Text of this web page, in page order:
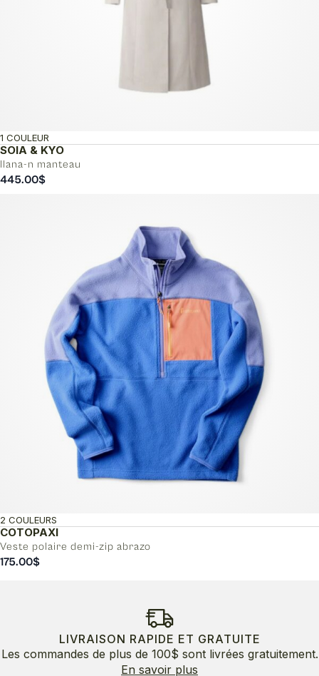
SOIA & KYO
Ilana-n manteau
1 COULEUR
445.00$
COTOPAXI
Veste polaire demi-zip abrazo
2 COULEURS
175.00$
LIVRAISON RAPIDE ET GRATUITE
Les commandes de plus de 100$ sont livrées gratuitement.
En savoir plus